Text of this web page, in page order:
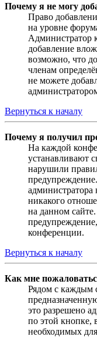
Почему я не могу
Право
на уровне
Администратор
добавление
возможно, что
членам
не можете
Вернуться к началу
Почему я получил
На каждой
устанавливают
нарушили
никакого
на данном
конференции.
Вернуться к началу
Как мне
Рядом с каждым
это разрешено
по этой кнопке,
необходимых